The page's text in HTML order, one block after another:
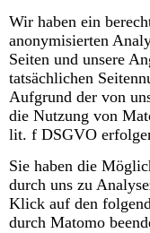
Wir haben ein
anonymisierten
Seiten und unsere
tatsächlichen
Aufgrund der von
die Nutzung von
lit. f DSGVO
Sie haben die
durch uns zu
Klick auf den
durch Matomo